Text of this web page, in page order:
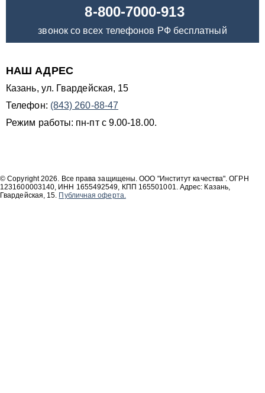
8-800-7000-913
звонок со всех телефонов РФ бесплатный
НАШ АДРЕС
Казань, ул. Гвардейская, 15
Телефон: (843) 260-88-47
Режим работы: пн-пт с 9.00-18.00.
© Copyright 2026. Все права защищены. ООО "Институт качества". ОГРН
1231600003140, ИНН 1655492549, КПП 165501001. Адрес: Казань,
Гвардейская, 15. Публичная оферта.